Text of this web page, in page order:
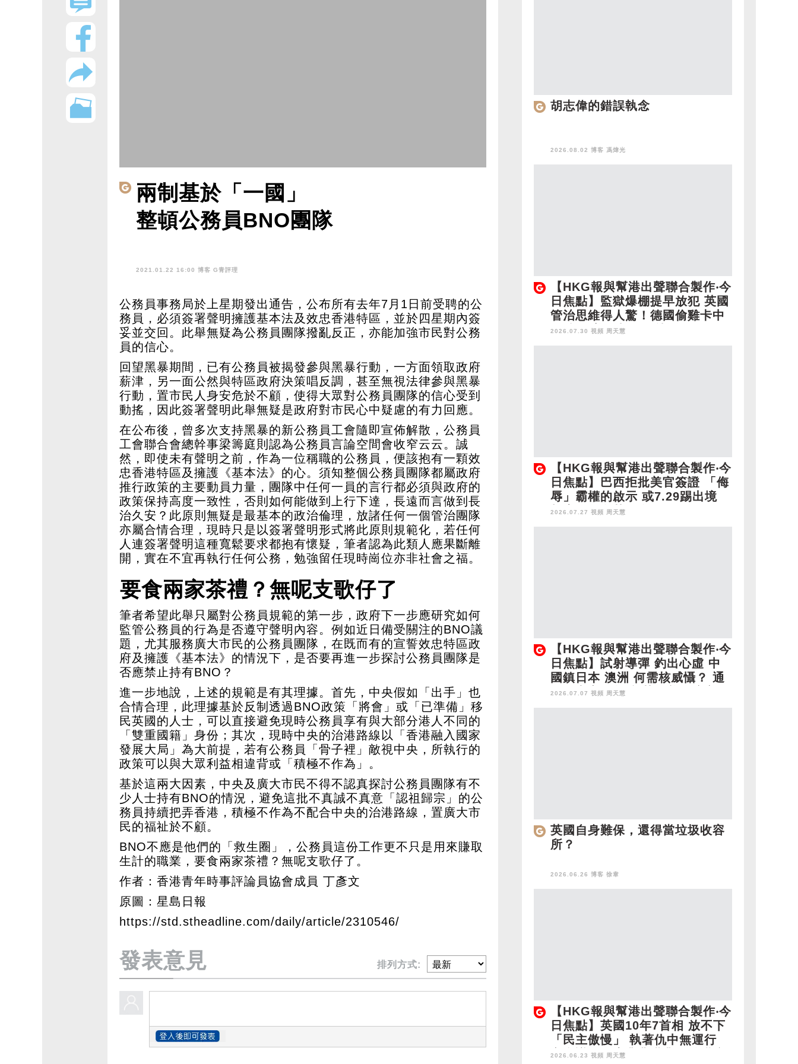
兩制基於「一國」
整頓公務員BNO團隊
2021.01.22 16:00 博客 G青評理
公務員事務局於上星期發出通告，公布所有去年7月1日前受聘的公
務員，必須簽署聲明擁護基本法及效忠香港特區，並於四星期內簽
妥並交回。此舉無疑為公務員團隊撥亂反正，亦能加強市民對公務
員的信心。
回望黑暴期間，已有公務員被揭發參與黑暴行動，一方面領取政府
薪津，另一面公然與特區政府決策唱反調，甚至無視法律參與黑暴
行動，置市民人身安危於不顧，使得大眾對公務員團隊的信心受到
動搖，因此簽署聲明此舉無疑是政府對市民心中疑慮的有力回應。
在公布後，曾多次支持黑暴的新公務員工會隨即宣佈解散，公務員
工會聯合會總幹事梁籌庭則認為公務員言論空間會收窄云云。誠
然，即使未有聲明之前，作為一位稱職的公務員，便該抱有一顆效
忠香港特區及擁護《基本法》的心。須知整個公務員團隊都屬政府
推行政策的主要動員力量，團隊中任何一員的言行都必須與政府的
政策保持高度一致性，否則如何能做到上行下達，長遠而言做到長
治久安？此原則無疑是最基本的政治倫理，放諸任何一個管治團隊
亦屬合情合理，現時只是以簽署聲明形式將此原則規範化，若任何
人連簽署聲明這種寬鬆要求都抱有懷疑，筆者認為此類人應果斷離
開，實在不宜再執行任何公務，勉強留任現時崗位亦非社會之福。
要食兩家茶禮？無呢支歌仔了
筆者希望此舉只屬對公務員規範的第一步，政府下一步應研究如何
監管公務員的行為是否遵守聲明內容。例如近日備受關注的BNO議
題，尤其服務廣大市民的公務員團隊，在既而有的宣誓效忠特區政
府及擁護《基本法》的情況下，是否要再進一步探討公務員團隊是
否應禁止持有BNO？
進一步地說，上述的規範是有其理據。首先，中央假如「出手」也
合情合理，此理據基於反制透過BNO政策「將會」或「已準備」移
民英國的人士，可以直接避免現時公務員享有與大部分港人不同的
「雙重國籍」身份；其次，現時中央的治港路線以「香港融入國家
發展大局」為大前提，若有公務員「骨子裡」敵視中央，所執行的
政策可以與大眾利益相違背或「積極不作為」。
基於這兩大因素，中央及廣大市民不得不認真探討公務員團隊有不
少人士持有BNO的情況，避免這批不真誠不真意「認祖歸宗」的公
務員持續把弄香港，積極不作為不配合中央的治港路線，置廣大市
民的福祉於不顧。
BNO不應是他們的「救生圈」，公務員這份工作更不只是用來賺取
生計的職業，要食兩家茶禮？無呢支歌仔了。
作者：香港青年時事評論員協會成員 丁彥文
原圖：星島日報
https://std.stheadline.com/daily/article/2310546/
發表意見 排列方式:
胡志偉的錯誤執念
2026.08.02 博客 馮煒光
【HKG報與幫港出聲聯合製作‧今
日焦點】監獄爆棚提早放犯 英國
管治思維得人驚！德國偷雞卡中
國脖子 美國都唔得就憑你？
2026.07.30 視頻 周天慧
【HKG報與幫港出聲聯合製作‧今
日焦點】巴西拒批美官簽證 「侮
辱」霸權的啟示 或7.29踢出境
胡志偉乞留英唔自量
2026.07.27 視頻 周天慧
【HKG報與幫港出聲聯合製作‧今
日焦點】試射導彈 釣出心虛 中
國鎮日本 澳洲 何需核威懾？ 通
緝犯申永居起弶 英國養狗咬心口
2026.07.07 視頻 周天慧
英國自身難保，還得當垃圾收容
所？
2026.06.26 博客 徐韋
【HKG報與幫港出聲聯合製作‧今
日焦點】英國10年7首相 放不下
「民主傲慢」 執著仇中無運行
立會議員是志業非職業 勿負期望
2026.06.23 視頻 周天慧